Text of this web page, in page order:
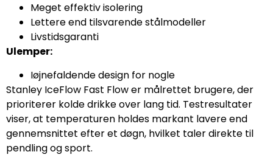
Meget effektiv isolering
Lettere end tilsvarende stålmodeller
Livstidsgaranti
Ulemper:
Iøjnefaldende design for nogle
Stanley IceFlow Fast Flow er målrettet brugere, der
prioriterer kolde drikke over lang tid. Testresultater
viser, at temperaturen holdes markant lavere end
gennemsnittet efter et døgn, hvilket taler direkte til
pendling og sport.